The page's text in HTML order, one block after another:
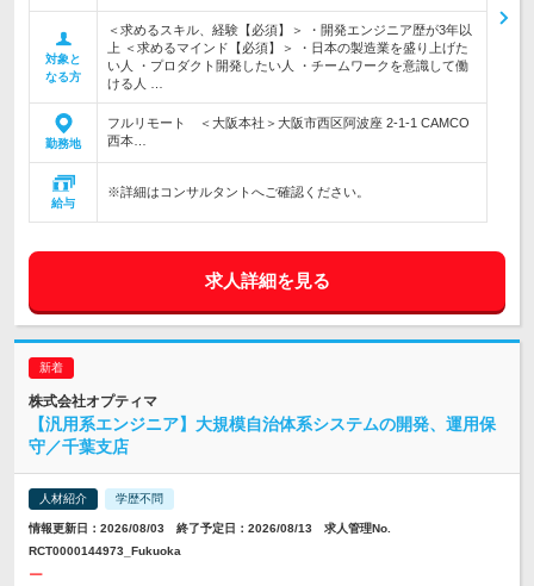
対象と
なる方
＜求めるスキル、経験【必須】＞ ・開発エンジニア歴が3年以
上 ＜求めるマインド【必須】＞ ・日本の製造業を盛り上げた
い人 ・プロダクト開発したい人 ・チームワークを意識して働
ける人 …
勤務地
フルリモート ＜大阪本社＞大阪市西区阿波座 2-1-1 CAMCO
西本…
給与
※詳細はコンサルタントへご確認ください。
求人詳細を見る
株式会社オプティマ
【汎用系エンジニア】大規模自治体系システムの開発、運用保
守／千葉支店
人材紹介 学歴不問
情報更新日：2026/08/03 終了予定日：2026/08/13 求人管理No.
RCT0000144973_Fukuoka
ー